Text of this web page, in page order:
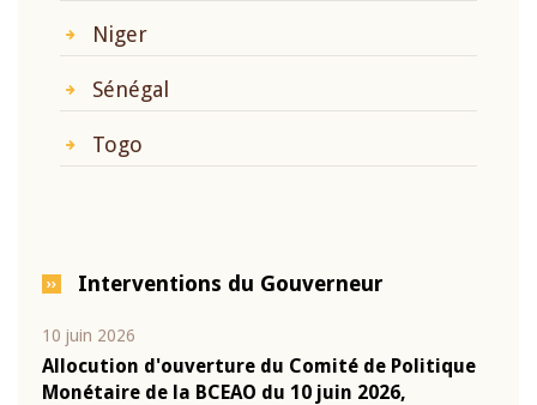
Niger
Sénégal
Togo
Interventions du Gouverneur
10 juin 2026
Allocution d'ouverture du Comité de Politique
Monétaire de la BCEAO du 10 juin 2026,